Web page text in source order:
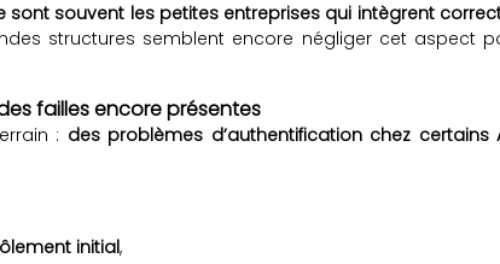
sont souvent les petites entreprises qui intègrent
structures semblent encore négliger cet aspect
failles encore présentes
: des problèmes d’authentification chez certains
initial,